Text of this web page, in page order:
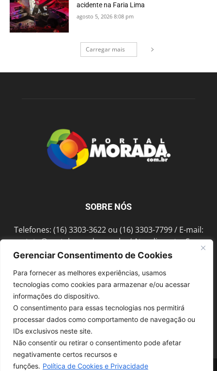
Gerenciar Consentimento de Cookies
Para fornecer as melhores experiências, usamos
tecnologias como cookies para armazenar e/ou acessar
informações do dispositivo.
O consentimento para essas tecnologias nos permitirá
processar dados como comportamento de navegação ou
IDs exclusivos neste site.
Não consentir ou retirar o consentimento pode afetar
negativamente certos recursos e
funções. Política de Cookies e Privacidade
acidente na Faria Lima
agosto 5, 2026 8:08 pm
Carregar mais
SOBRE NÓS
Telefones: (16) 3303-3622 ou (16) 3303-7799 / E-mail:
contato@portalmorada.com.br/ Atendimento: Seg a
Sex das 8h às 18h / Endereço: Av. Bento de Abreu, 889
SIGA-NOS